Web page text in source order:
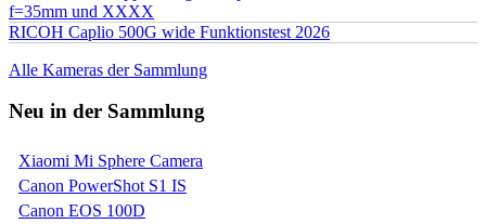
f=35mm und XXXX
RICOH Caplio 500G wide Funktionstest 2026
Alle Kameras der Sammlung
Neu in der Sammlung
Xiaomi Mi Sphere Camera
Canon PowerShot S1 IS
Canon EOS 100D